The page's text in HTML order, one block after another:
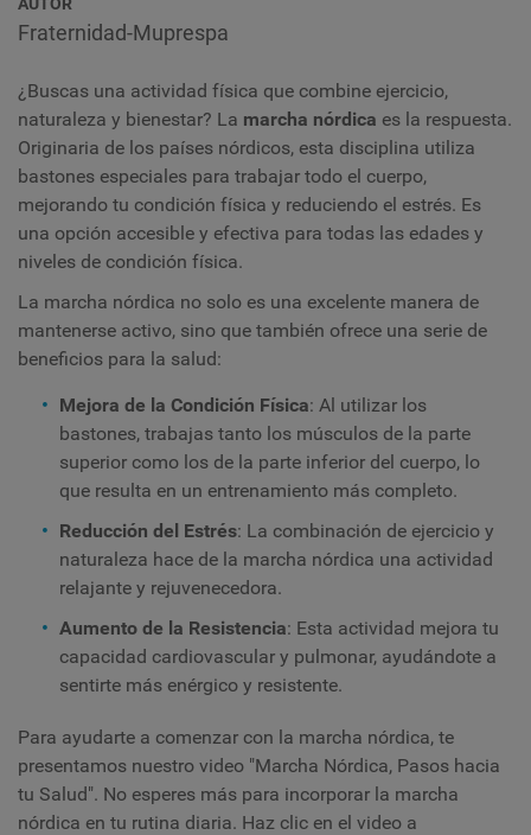
Fraternidad-Muprespa
¿Buscas una actividad física que combine ejercicio,
naturaleza y bienestar? La marcha nórdica es la respuesta.
Originaria de los países nórdicos, esta disciplina utiliza
bastones especiales para trabajar todo el cuerpo,
mejorando tu condición física y reduciendo el estrés. Es
una opción accesible y efectiva para todas las edades y
niveles de condición física.
La marcha nórdica no solo es una excelente manera de
mantenerse activo, sino que también ofrece una serie de
beneficios para la salud:
Mejora de la Condición Física: Al utilizar los
bastones, trabajas tanto los músculos de la parte
superior como los de la parte inferior del cuerpo, lo
que resulta en un entrenamiento más completo.
Reducción del Estrés: La combinación de ejercicio y
naturaleza hace de la marcha nórdica una actividad
relajante y rejuvenecedora.
Aumento de la Resistencia: Esta actividad mejora tu
capacidad cardiovascular y pulmonar, ayudándote a
sentirte más enérgico y resistente.
Para ayudarte a comenzar con la marcha nórdica, te
presentamos nuestro video "Marcha Nórdica, Pasos hacia
tu Salud". No esperes más para incorporar la marcha
nórdica en tu rutina diaria. Haz clic en el video a